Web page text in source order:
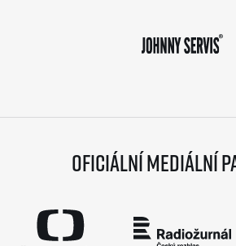
Oficiální mediální